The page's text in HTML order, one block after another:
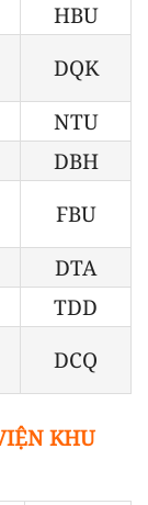
HBU
DQK
NTU
DBH
FBU
DTA
TDD
DCQ
KHU